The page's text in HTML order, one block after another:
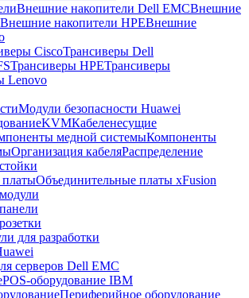
Внешние накопители Dell EMCВнешние
Внешние накопители HPEВнешние
CiscoТрансиверы Dell
Трансиверы HPEТрансиверы
Lenovo
Модули безопасности Huawei
KVMКабеленесущие
медной системыКомпоненты
Организация кабеляРаспределение
Объединительные платы xFusion
для разработки
серверов Dell EMC
POS-оборудование IBM
Периферийное оборудование